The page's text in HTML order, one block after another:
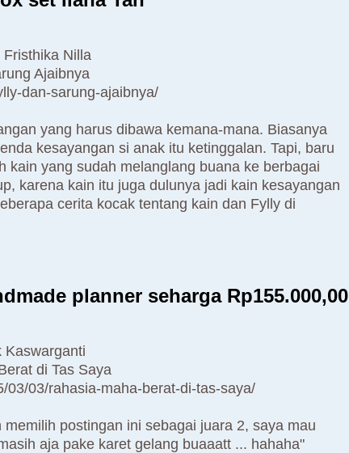
Nilla
Ajaibnya
dan-sarung-ajaibnya/
yang harus dibawa kemana-mana. Biasanya
kesayangan si anak itu ketinggalan. Tapi, baru
kain yang sudah melanglang buana ke berbagai
karena kain itu juga dulunya jadi kain kesayangan
cerita kocak tentang kain dan Fylly di
planner seharga Rp155.000,00
Kaswarganti
di Tas Saya
03/rahasia-maha-berat-di-tas-saya/
postingan ini sebagai juara 2, saya mau
aja pake karet gelang buaaatt ... hahaha"